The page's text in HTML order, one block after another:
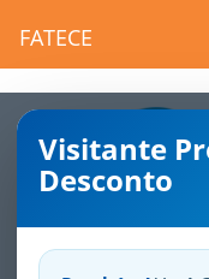
FATECE
Visitante
Desconto